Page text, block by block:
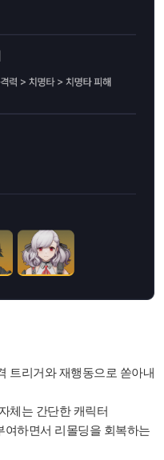
트리거와 재행동으로 쏟아내
체는 간단한 캐릭터
여하면서 리몰딩을 회복하는